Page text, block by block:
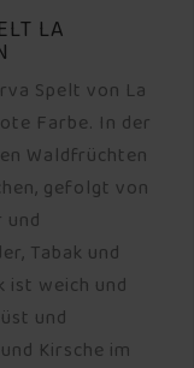
LA
Spelt von La
Farbe. In der
Waldfrüchten
gefolgt von
Tabak und
ist weich und
und
Kirsche im